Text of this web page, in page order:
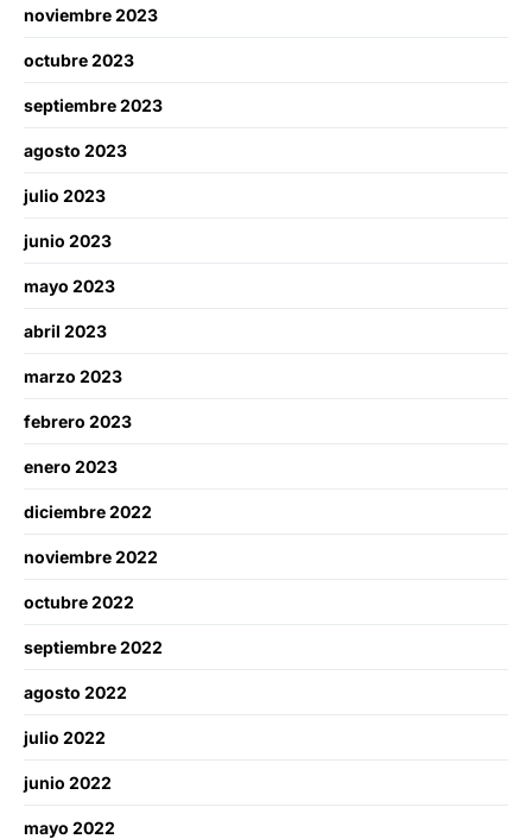
noviembre 2023
octubre 2023
septiembre 2023
agosto 2023
julio 2023
junio 2023
mayo 2023
abril 2023
marzo 2023
febrero 2023
enero 2023
diciembre 2022
noviembre 2022
octubre 2022
septiembre 2022
agosto 2022
julio 2022
junio 2022
mayo 2022